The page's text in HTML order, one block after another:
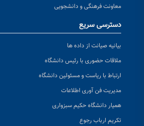
معاونت فرهنگی و دانشجویی
دسترسی سریع
بیانیه صیانت از داده ها
ملاقات حضوری با رئیس دانشگاه
ارتباط با ریاست و مسئولین دانشگاه
مدیریت فن آوری اطلاعات
همیار دانشگاه حکیم سبزواری
تکریم ارباب رجوع